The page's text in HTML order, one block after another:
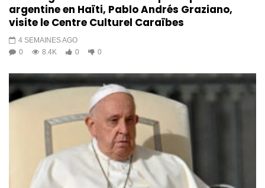
argentine en Haïti, Pablo Andrés Graziano,
visite le Centre Culturel Caraïbes
4 SEMAINES AGO
0
8.4K 0 0